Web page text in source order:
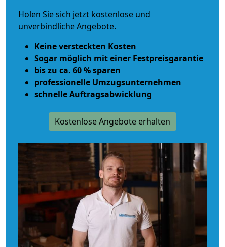
Holen Sie sich jetzt kostenlose und
unverbindliche Angebote.
Keine versteckten Kosten
Sogar möglich mit einer Festpreisgarantie
bis zu ca. 60 % sparen
professionelle Umzugsunternehmen
schnelle Auftragsabwicklung
Kostenlose Angebote erhalten